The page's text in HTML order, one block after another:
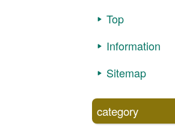
Top
Information
Sitemap
category